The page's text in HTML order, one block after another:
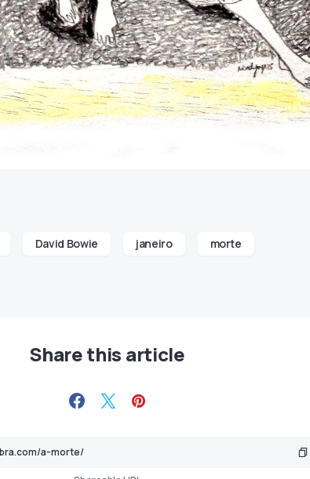
David Bowie janeiro morte
Share this article